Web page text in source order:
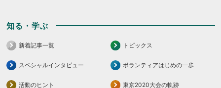
知る・学ぶ
新着記事一覧 トピックス
スペシャルインタビュー ボランティアはじめの一歩
活動のヒント
東京2020大会の軌跡